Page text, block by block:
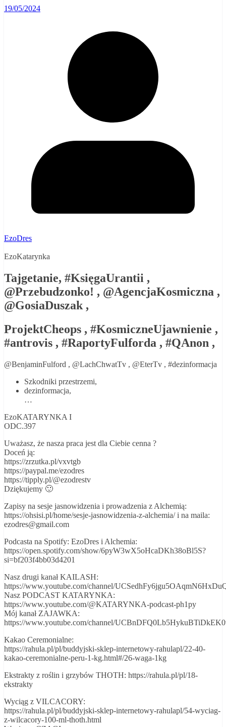
19/05/2024
EzoDres
EzoKatarynka
Tajgetanie, #KsięgaUrantii ,
@Przebudzonko! , @AgencjaKosmiczna ,
@GosiaDuszak ,
ProjektCheops , #KosmiczneUjawnienie ,
#antrovis , #RaportyFulforda , #QAnon ,
@BenjaminFulford , @LachChwatTv , @EterTv , #dezinformacja
Szkodniki przestrzemi,
dezinformacja,
…
EzoKATARYNKA I
ODC.397
Uważasz, że nasza praca jest dla Ciebie cenna ?
Doceń ją:
https://zrzutka.pl/vxvtgb
https://paypal.me/ezodres
https://tipply.pl/@ezodrestv
Dziękujemy 🙂
Zapisy na sesje jasnowidzenia i prowadzenia z Alchemią:
https://ohsisi.pl/home/sesje-jasnowidzenia-z-alchemia/ i na maila:
ezodres@gmail.com
Podcasta na Spotify: EzoDres i Alchemia:
https://open.spotify.com/show/6pyW3wX5oHcaDKh38oBl5S?
si=bf203f4bb03d4201
Nasz drugi kanał KAILASH:
https://www.youtube.com/channel/
Nasz PODCAST KATARYNKA:
https://www.youtube.com/@KATARYNKA-podcast-ph1py
Mój kanał ZAJAWKA:
https://www.youtube.com/channel/
Kakao Ceremonialne:
https://rahula.pl/pl/buddyjski-sklep-internetowy-rahulapl/22-40-
kakao-ceremonialne-peru-1-kg.html#/26-waga-1kg
Ekstrakty z roślin i grzybów THOTH: https://rahula.pl/pl/18-
ekstrakty
Wyciąg z VILCACORY:
https://rahula.pl/pl/buddyjski-sklep-internetowy-rahulapl/54-wyciag-
z-wilcacory-100-ml-thoth.html